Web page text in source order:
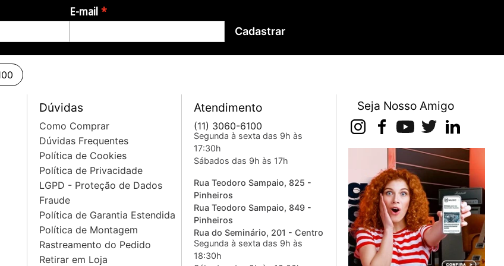
(0 dB = 1V/Pa) = -74 dB (0 dB = 1V/ubar)
E-mail
Cadastrar
Dúvidas
Como Comprar
Dúvidas Frequentes
Política de Cookies
Política de Privacidade
LGPD - Proteção de Dados
Fraude
Política de Garantia Estendida
Política de Montagem
Rastreamento do Pedido
Retirar em Loja
Atendimento
(11) 3060-6100
Segunda à sexta das 9h às
17:30h
Sábados das 9h às 17h
Rua Teodoro Sampaio, 825 -
Pinheiros
Rua Teodoro Sampaio, 849 -
Pinheiros
Rua do Seminário, 201 - Centro
Segunda à sexta das 9h às
18:30h
Seja Nosso Amigo